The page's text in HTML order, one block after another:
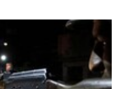
حراج شد🔥
پرداخت
درب منزل